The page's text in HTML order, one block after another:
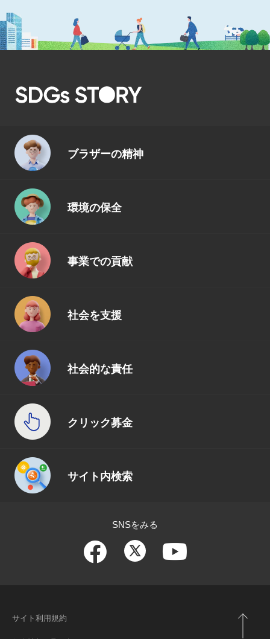
ブラザーの精神
環境の保全
事業での貢献
社会を支援
社会的な責任
クリック募金
サイト内検索
SNSをみる
サイト利用規約